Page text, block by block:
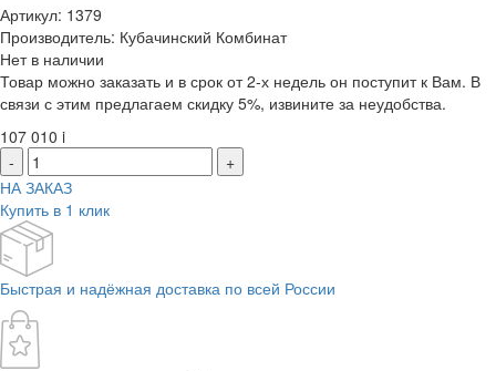
Артикул: 1379
Производитель: Кубачинский Комбинат
Нет в наличии
Товар можно заказать и в срок от 2-х недель он поступит к Вам. В
связи с этим предлагаем скидку 5%, извините за неудобства.
107 010 i
-
+
НА ЗАКАЗ
Купить в 1 клик
Быстрая и надёжная доставка по всей России